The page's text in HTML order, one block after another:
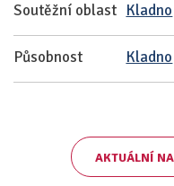
Soutěžní oblast Kladno
Působnost Kladno
AKTUÁLNÍ